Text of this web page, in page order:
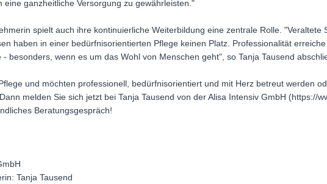
eine ganzheitliche Versorgung zu gewährleisten."
spielt auch ihre kontinuierliche Weiterbildung eine zentrale Rolle. "Veraltete
haben in einer bedürfnisorientierten Pflege keinen Platz. Professionalität
- besonders, wenn es um das Wohl von Menschen geht", so Tanja Tausend
und möchten professionell, bedürfnisorientiert und mit Herz betreut werden
melden Sie sich jetzt bei Tanja Tausend von der Alisa Intensiv GmbH (https://
Beratungsgespräch!
Tanja Tausend